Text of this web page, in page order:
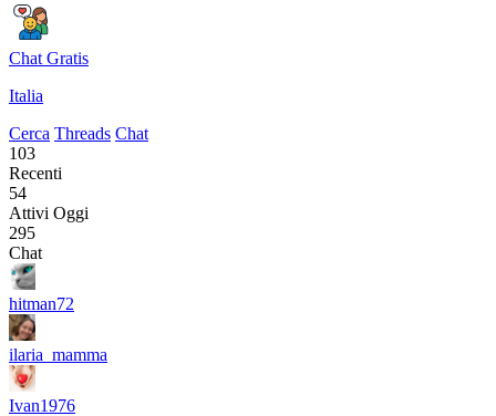
Chat Gratis
Italia
Cerca Threads Chat
103
Recenti
54
Attivi Oggi
295
Chat
hitman72
ilaria_mamma
Ivan1976